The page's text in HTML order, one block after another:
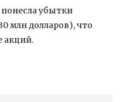
убытки
млн долларов), что
акций.